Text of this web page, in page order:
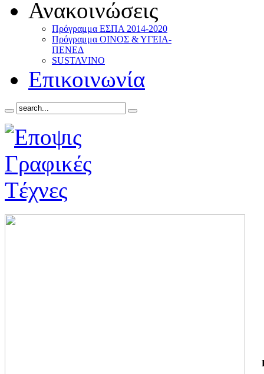
Ανακοινώσεις
Πρόγραμμα ΕΣΠΑ 2014-2020
Πρόγραμμα ΟΙΝΟΣ & ΥΓΕΙΑ-
ΠΕΝΕΔ
SUSTAVINO
Επικοινωνία